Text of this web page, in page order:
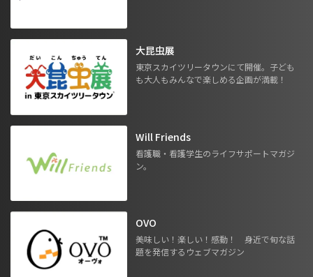
大昆虫展
東京スカイツリータウンにて開催。子ども
も大人もみんなで楽しめる企画が満載！
Will Friends
看護職・看護学生のライフサポートマガジ
ン。
OVO
美味しい！楽しい！感動！ 身近で旬な話
題を発信するウェブマガジン